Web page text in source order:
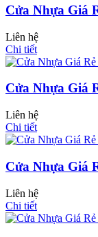
Cửa Nhựa Giá
Liên hệ
Chi tiết
Cửa Nhựa Giá
Liên hệ
Chi tiết
Cửa Nhựa Giá
Liên hệ
Chi tiết